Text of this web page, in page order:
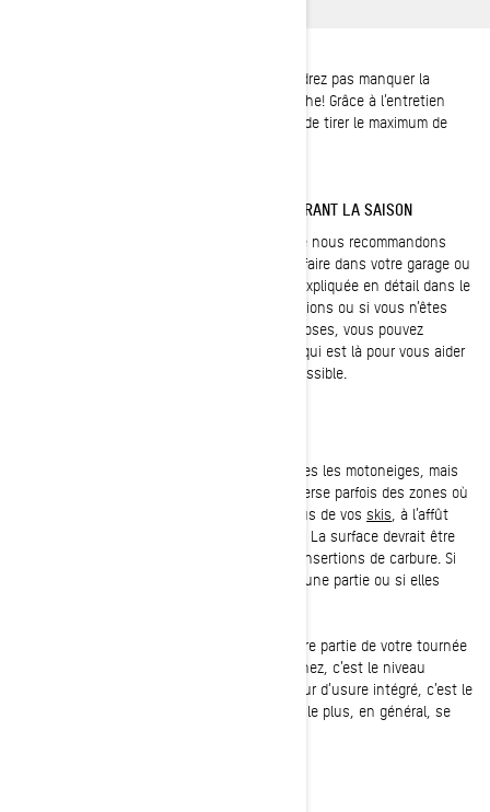
Une fois la saison commencée, vous ne voudrez pas manquer la
moindre occasion de profiter de la neige fraîche! Grâce à l’entretien
adéquat de votre motoneige, vous serez sûr de tirer le maximum de
L’ENTRETIEN D’UN SKI-DOO HORS-PISTE DURANT LA SAISON
La plupart des vérifications de mi-saison que nous recommandons
pour votre motoneige hors piste peuvent se faire dans votre garage ou
même sur une remorque. Chaque étape est expliquée en détail dans le
Guide du conducteur. Si vous avez des questions ou si vous n’êtes
pas à l’aise de faire vous-même certaines choses, vous pouvez
, qui est là pour vous aider
à retourner profiter de la neige le plus vite possible.
Au fil du temps, ces pièces s’usent sur toutes les motoneiges, mais
en hors-piste au début de la saison, on traverse parfois des zones où
la neige est insuffisante. Examinez le dessous de vos skis , à l’affût
d’éventuels dommages ou d’usure excessive. La surface devrait être
régulière. Examinez aussi les lisses et leurs insertions de carbure. Si
elles sont pliées ou tordues, s’il en manque une partie ou si elles
Les glissières des rails, à l’arrière, doivent faire partie de votre tournée
d’entretien de mi-saison. Ce que vous examinez, c’est le niveau
. S’il dépasse l’indicateur d’usure intégré, c’est le
moment de les remplacer. La partie qui s’use le plus, en général, se